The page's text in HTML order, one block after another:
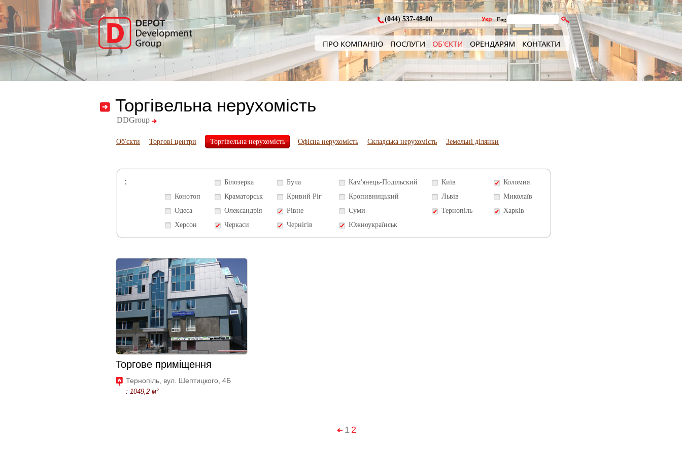
(044) 537-48-00 Укр Eng
ПРО КОМПАНІЮ ПОСЛУГИ ОБ'ЄКТИ ОРЕНДАРЯМ КОНТАКТИ
Торгівельна нерухомість
DDGroup
Об'єкти Торгові центри Торгівельна нерухомість Офісна нерухомість Складська нерухомість Земельні ділянки
: Білозерка Буча Кам'янець-Подільский Київ
Коломия
Конотоп
Краматорськ Кривий Ріг Кропивницький Львів
Миколаїв
Одеса
Олександрія Рівне Суми Тернопіль
Харків
Херсон
Черкаси Чернігів Южноукраїнськ
Торгове приміщення
Тернопіль, вул. Шептицкого, 4Б
: 1049,2 м²
1 2